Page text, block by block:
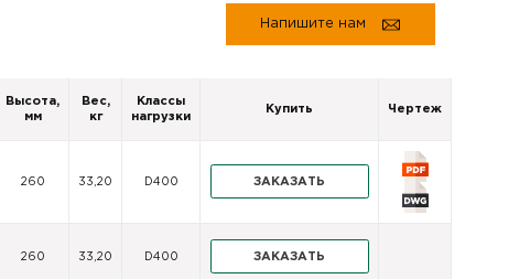
Напишите нам
Высота,
мм
Вес,
кг
Классы
нагрузки
Купить Чертеж
260 33,20 D400 ЗАКАЗАТЬ
260 33,20 D400 ЗАКАЗАТЬ